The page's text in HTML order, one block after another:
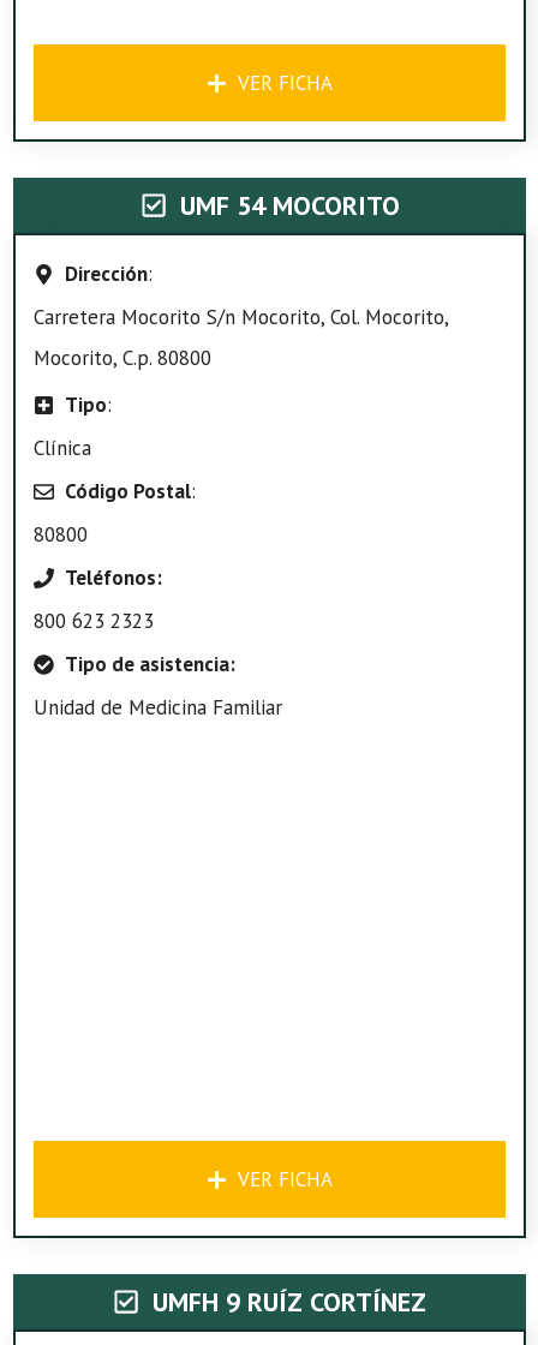
VER FICHA
UMF 54 MOCORITO
Dirección:
Carretera Mocorito S/n Mocorito, Col. Mocorito,
Mocorito, C.p. 80800
Tipo:
Clínica
Código Postal:
80800
Teléfonos:
800 623 2323
Tipo de asistencia:
Unidad de Medicina Familiar
VER FICHA
UMFH 9 RUÍZ CORTÍNEZ